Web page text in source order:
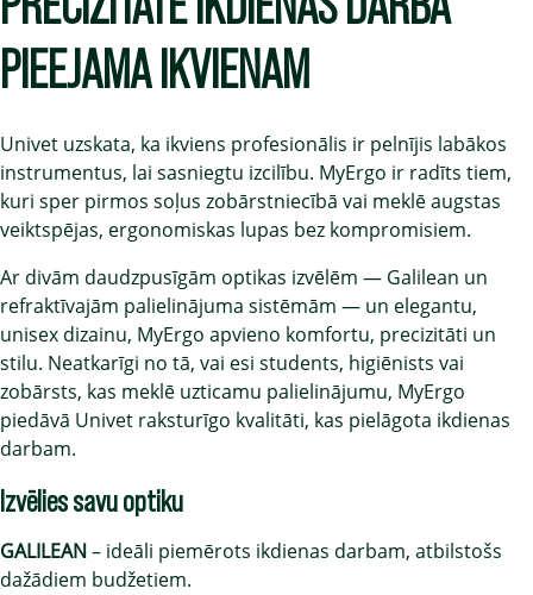
PIEEJAMA IKVIENAM
Univet uzskata, ka ikviens profesionālis ir pelnījis labākos
instrumentus, lai sasniegtu izcilību. MyErgo ir radīts tiem,
kuri sper pirmos soļus zobārstniecībā vai meklē augstas
veiktspējas, ergonomiskas lupas bez kompromisiem.
Ar divām daudzpusīgām optikas izvēlēm — Galilean un
refraktīvajām palielinājuma sistēmām — un elegantu,
unisex dizainu, MyErgo apvieno komfortu, precizitāti un
stilu. Neatkarīgi no tā, vai esi students, higiēnists vai
zobārsts, kas meklē uzticamu palielinājumu, MyErgo
piedāvā Univet raksturīgo kvalitāti, kas pielāgota ikdienas
darbam.
Izvēlies savu optiku
GALILEAN– ideāli piemērots ikdienas darbam, atbilstošs
dažādiem budžetiem.